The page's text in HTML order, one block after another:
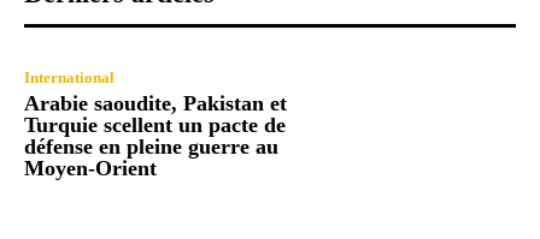
International
Arabie saoudite, Pakistan et
Turquie scellent un pacte de
défense en pleine guerre au
Moyen-Orient